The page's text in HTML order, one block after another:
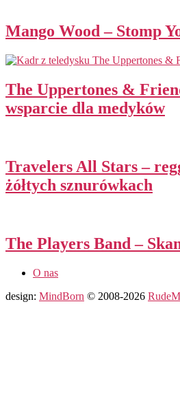
Mango Wood – Stomp
The Uppertones &
wsparcie dla medyków
Travelers All Stars –
żółtych sznurówkach
The Players Band –
O nas
design: MindBorn © 2008-2026